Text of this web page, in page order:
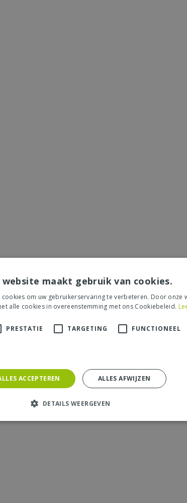
website maakt gebruik van cookies.
om uw gebruikerservaring te verbeteren. Door onze
alle cookies in overeenstemming met ons Cookiebeleid.
PRESTATIE TARGETING FUNCTIONEEL
ACCEPTEREN ALLES AFWIJZEN
DETAILS WEERGEVEN